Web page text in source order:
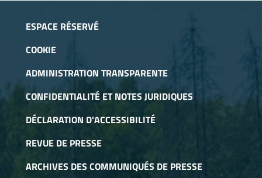
ESPACE RÉSERVÉ
COOKIE
ADMINISTRATION TRANSPARENTE
CONFIDENTIALITÉ ET NOTES JURIDIQUES
DÉCLARATION D'ACCESSIBILITÉ
REVUE DE PRESSE
ARCHIVES DES COMMUNIQUÉS DE PRESSE